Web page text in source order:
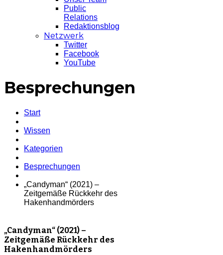
Public
Relations
Redaktionsblog
Netzwerk
Twitter
Facebook
YouTube
Besprechungen
Start
Wissen
Kategorien
Besprechungen
„Candyman“ (2021) –
Zeitgemäße Rückkehr des
Hakenhandmörders
„Candyman“ (2021) –
Zeitgemäße Rückkehr des
Hakenhandmörders